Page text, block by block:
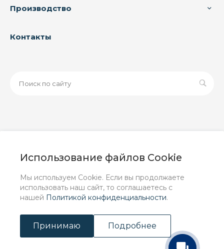
Использование файлов Cookie
Мы используем Cookie. Если вы продолжаете
использовать наш сайт, то соглашаетесь с
нашей Политикой конфиденциальности.
Принимаю Подробнее
Производство
Контакты
информационный характер и ни при каких условиях не
положениями Статьи 437 (2) ГК РФ.